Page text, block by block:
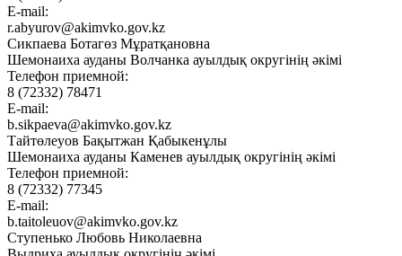
E-mail:
r.abyurov@akimvko.gov.kz
Сикпаева Ботагөз Мұратқановна
Шемонаиха ауданы Волчанка ауылдық округінің әкімі
Телефон приемной:
8 (72332) 78471
E-mail:
b.sikpaeva@akimvko.gov.kz
Тайтөлеуов Бақытжан Қабыкенұлы
Шемонаиха ауданы Каменев ауылдық округінің әкімі
Телефон приемной:
8 (72332) 77345
E-mail:
b.taitoleuov@akimvko.gov.kz
Ступенько Любовь Николаевна